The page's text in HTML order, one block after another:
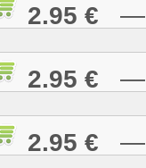
2.95 € —
2.95 € —
2.95 € —